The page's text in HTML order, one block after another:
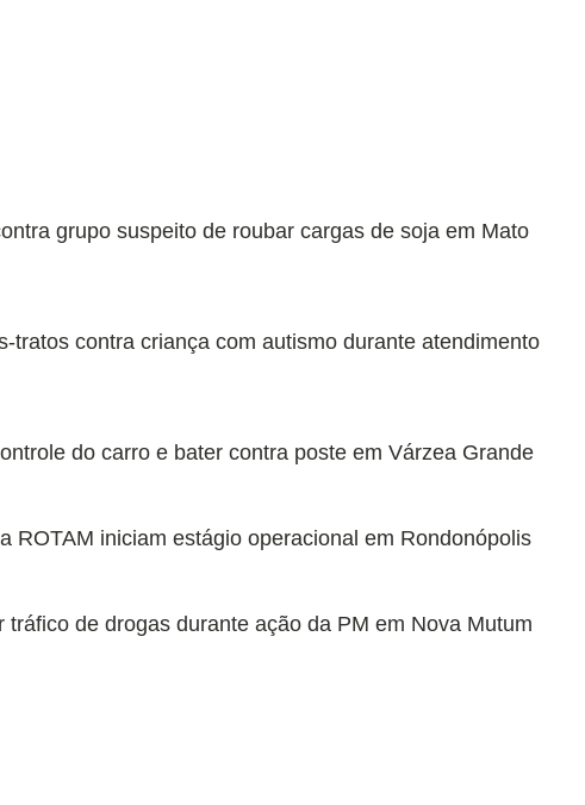
grupo suspeito de roubar cargas de soja em Mato
tratos contra criança com autismo durante atendimento
do carro e bater contra poste em Várzea Grande
ROTAM iniciam estágio operacional em Rondonópolis
de drogas durante ação da PM em Nova Mutum